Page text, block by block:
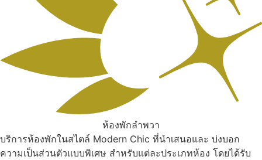
ห้องพักลำพวา
บริการห้องพักในสไตล์ Modern Chic ที่นำเสนอและ บ่งบอก
ความเป็นส่วนตัวแบบพิเศษ สำหรับแต่ละประเภทห้อง โดยได้รับ